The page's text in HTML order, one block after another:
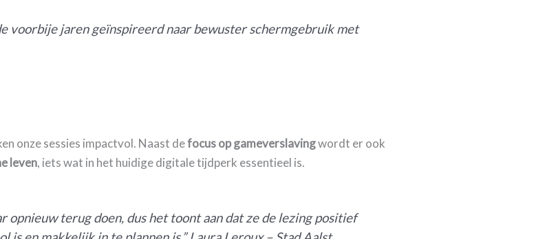
voorbije jaren geïnspireerd naar bewuster schermgebruik met
onze sessies impactvol. Naast defocus op gameverslavingwordt er ook
leven, iets wat in het huidige digitale tijdperk essentieel is.
opnieuw terug doen, dus het toont aan dat ze de lezing positief